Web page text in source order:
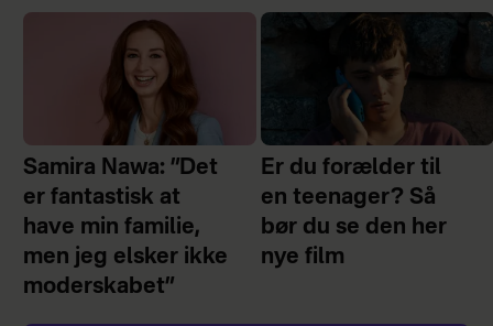
Samira Nawa: ”Det
er fantastisk at
have min familie,
men jeg elsker ikke
moderskabet”
Er du forælder til
en teenager? Så
bør du se den her
nye film